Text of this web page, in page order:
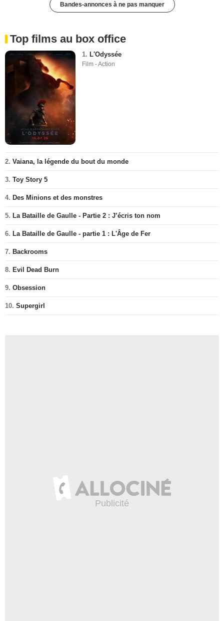
Bandes-annonces à ne pas manquer
Top films au box office
1. L'Odyssée
Film - Action
2. Vaiana, la légende du bout du monde
3. Toy Story 5
4. Des Minions et des monstres
5. La Bataille de Gaulle - Partie 2 : J’écris ton nom
6. La Bataille de Gaulle - partie 1 : L'Âge de Fer
7. Backrooms
8. Evil Dead Burn
9. Obsession
10. Supergirl